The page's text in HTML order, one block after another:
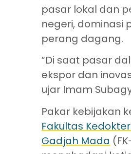
pasar lokal dan
negeri, dominasi
perang dagang.
“Di saat pasar
ekspor dan
ujar Imam
Pakar kebijakan
Fakultas
Gadjah Mada